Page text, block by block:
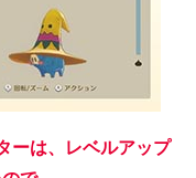
ーは、レベルアップ